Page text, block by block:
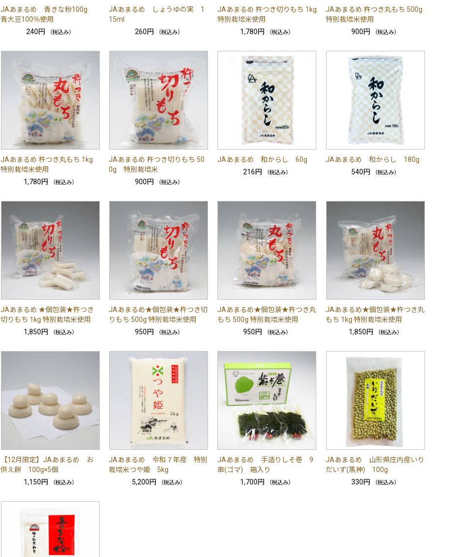
JAあまるめ 青きな粉100g
青大豆100％使用
240円
（税込み）
JAあまるめ しょうゆの実 1
15ml
260円
（税込み）
JAあまるめ 杵つき切りもち 1kg
特別栽培米使用
1,780円
（税込み）
JAあまるめ 杵つき丸もち 500g
特別栽培米使用
900円
（税込み）
JAあまるめ 杵つき丸もち 1kg
特別栽培米使用
1,780円
（税込み）
JAあまるめ 杵つき切りもち 50
0g 特別栽培米
900円
（税込み）
JAあまるめ 和からし 60g
216円
（税込み）
JAあまるめ 和からし 180g
540円
（税込み）
JAあまるめ ★個包装★杵つき
切りもち 1kg 特別栽培米使用
1,850円
（税込み）
JAあまるめ★個包装★杵つき切
りもち 500g 特別栽培米使用
950円
（税込み）
JAあまるめ★個包装★杵つき丸
もち 500g 特別栽培米使用
950円
（税込み）
JAあまるめ★個包装★杵つき丸
もち 1kg 特別栽培米使用
1,850円
（税込み）
【12月限定】JAあまるめ お
供え餅 100g×5個
1,150円
（税込み）
JAあまるめ 令和７年産 特別
栽培米つや姫 5kg
5,200円
（税込み）
JAあまるめ 手造りしそ巻 9
串(ゴマ) 箱入り
1,700円
（税込み）
JAあまるめ 山形県庄内産いり
だいず(黒神) 100g
330円
（税込み）